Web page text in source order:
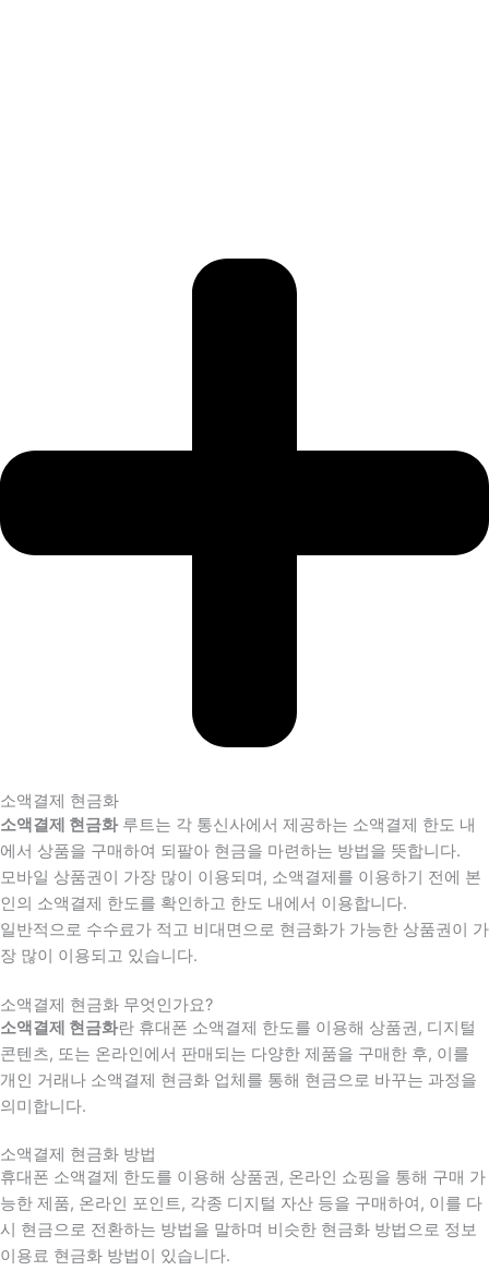
소액결제 현금화
소액결제 현금화루트는 각 통신사에서 제공하는 소액결제 한도 내
에서 상품을 구매하여 되팔아 현금을 마련하는 방법을 뜻합니다.
모바일 상품권이 가장 많이 이용되며, 소액결제를 이용하기 전에 본
인의 소액결제 한도를 확인하고 한도 내에서 이용합니다.
일반적으로 수수료가 적고 비대면으로 현금화가 가능한 상품권이 가
장 많이 이용되고 있습니다.
소액결제 현금화 무엇인가요?
소액결제 현금화란 휴대폰 소액결제 한도를 이용해 상품권, 디지털
콘텐츠, 또는 온라인에서 판매되는 다양한 제품을 구매한 후, 이를
개인 거래나 소액결제 현금화 업체를 통해 현금으로 바꾸는 과정을
의미합니다.
소액결제 현금화 방법
휴대폰 소액결제 한도를 이용해 상품권, 온라인 쇼핑을 통해 구매 가
능한 제품, 온라인 포인트, 각종 디지털 자산 등을 구매하여, 이를 다
시 현금으로 전환하는 방법을 말하며 비슷한 현금화 방법으로 정보
이용료 현금화 방법이 있습니다.